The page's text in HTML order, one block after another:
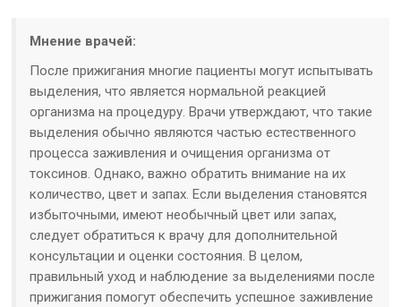
Мнение врачей:
После прижигания многие пациенты могут испытывать
выделения, что является нормальной реакцией
организма на процедуру. Врачи утверждают, что такие
выделения обычно являются частью естественного
процесса заживления и очищения организма от
токсинов. Однако, важно обратить внимание на их
количество, цвет и запах. Если выделения становятся
избыточными, имеют необычный цвет или запах,
следует обратиться к врачу для дополнительной
консультации и оценки состояния. В целом,
правильный уход и наблюдение за выделениями после
прижигания помогут обеспечить успешное заживление